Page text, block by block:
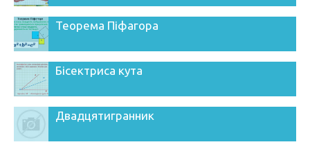
Теорема Піфагора
Бісектриса кута
Двадцятигранник